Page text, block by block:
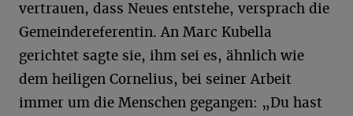
vertrauen, dass Neues entstehe, versprach die
Gemeindereferentin. An Marc Kubella
gerichtet sagte sie, ihm sei es, ähnlich wie
dem heiligen Cornelius, bei seiner Arbeit
immer um die Menschen gegangen: „Du hast